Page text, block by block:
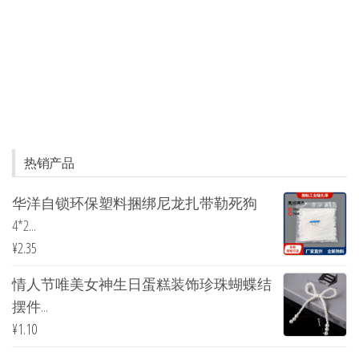
热销产品
华洋自锁环保塑料捆绑尼龙扎带勒死狗
4*2...
¥2.35
情人节唯美女神生日蛋糕装饰珍珠蝴蝶结
摆件...
¥1.10